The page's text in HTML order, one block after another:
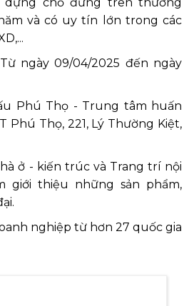
và có uy tín lớn trong các
Từ ngày 09/04/2025 đến ngày
Phú Thọ - Trung tâm huấn
Phú Thọ, 221, Lý Thường Kiệt,
ở - kiến trúc và Trang trí nội
giới thiệu những sản phẩm,
nghiệp từ hơn 27 quốc gia